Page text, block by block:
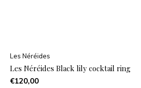
Les Néréides
Les Néréides Black lily cocktail ring
€120,00